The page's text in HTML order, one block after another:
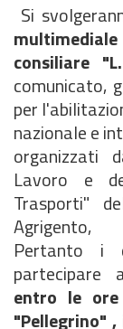
Si
consiliare
comunicato,
per
nazionale e
organizzati
Lavoro e
Trasporti"
Agrigento,
Pertanto i
partecipare
entro le
"Pellegrino"